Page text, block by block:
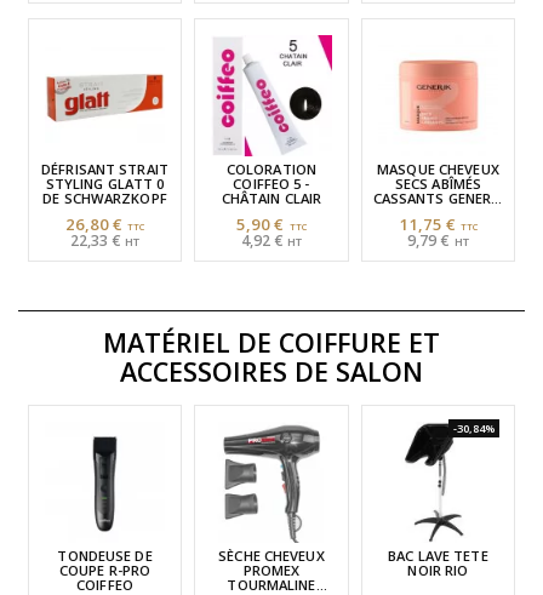
DÉFRISANT STRAIT
STYLING GLATT 0
DE SCHWARZKOPF
26,80 €
22,33 €
COLORATION
COIFFEO 5 -
CHÂTAIN CLAIR
5,90 €
4,92 €
MASQUE CHEVEUX
SECS ABÎMÉS
CASSANTS GENERIK
11,75 €
9,79 €
MATÉRIEL DE COIFFURE ET
ACCESSOIRES DE SALON
TONDEUSE DE
COUPE R-PRO
COIFFEO
SÈCHE CHEVEUX
PROMEX
TOURMALINE
-30,84%
BAC LAVE TETE
NOIR RIO